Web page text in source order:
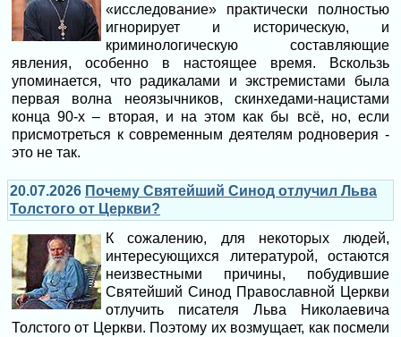
«исследование» практически полностью
игнорирует и историческую, и
криминологическую составляющие
явления, особенно в настоящее время. Вскользь
упоминается, что радикалами и экстремистами была
первая волна неоязычников, скинхедами-нацистами
конца 90-х – вторая, и на этом как бы всё, но, если
присмотреться к современным деятелям родноверия -
это не так.
20.07.2026 Почему Святейший Синод отлучил Льва
Толстого от Церкви?
К сожалению, для некоторых людей,
интересующихся литературой, остаются
неизвестными причины, побудившие
Святейший Синод Православной Церкви
отлучить писателя Льва Николаевича
Толстого от Церкви. Поэтому их возмущает, как посмели